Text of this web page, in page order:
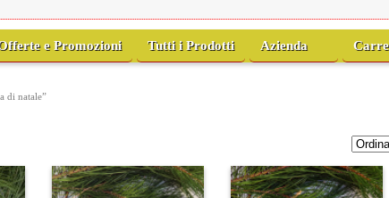
e Promozioni Tutti i Prodotti Azienda
di natale”